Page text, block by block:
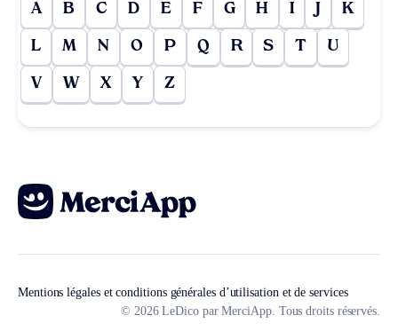
A B C D E F G H I J K
L M N O P Q R S T U
V W X Y Z
Mentions légales et conditions générales d’utilisation et de services
© 2026 LeDico par MerciApp. Tous droits réservés.